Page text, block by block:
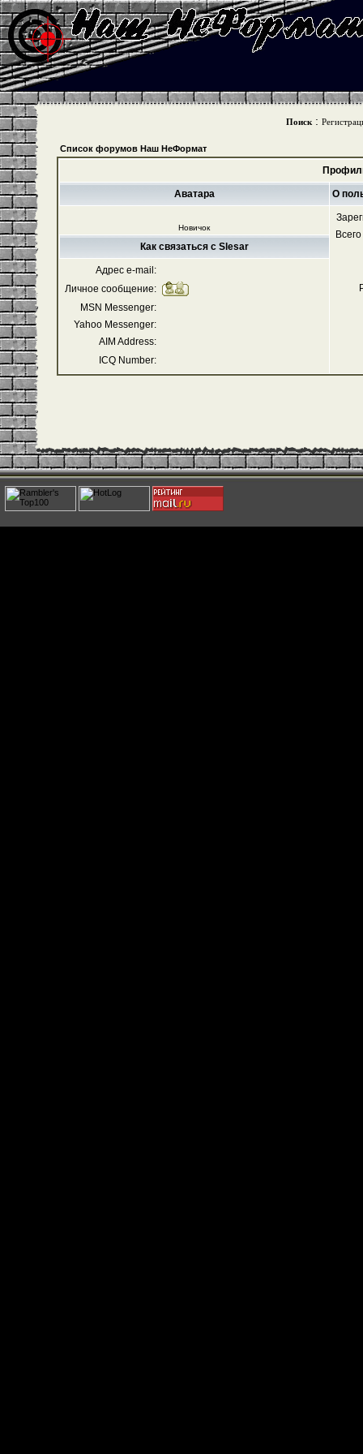
Поиск :
Список форумов Наш НеФормат
Аватара О
Новичок
Как связаться с Slesar
Адрес e-mail:
Личное сообщение:
MSN Messenger:
Yahoo Messenger:
AIM Address:
ICQ Number: